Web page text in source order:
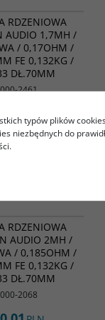
RDZENIOWA
AUDIO 1,7MH /
/ 0,17OHM /
FE 0,132KG /
DŁ.70MM
000-2461
85.05 PLN
RDZENIOWA
AUDIO 2MH /
/ 0,185OHM /
FE 0,132KG /
DŁ.70MM
000-2068
typów plików
niezbędnych do